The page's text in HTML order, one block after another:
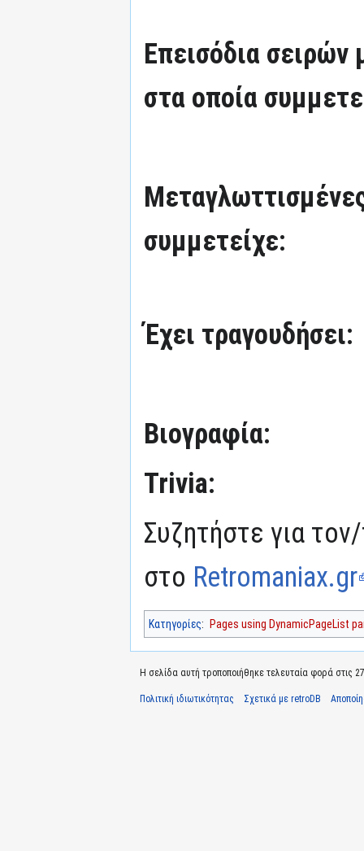
Επεισόδια
στα οποία
συμμετείχε:
Έχει τραγουδήσει:
Βιογραφία:
Trivia:
Συζητήστε για
στο Retromaniax.gr
Κατηγορίες: Pages using DynamicPageList
Η σελίδα αυτή τροποποιήθηκε τελευταία φορά στις
Πολιτική ιδιωτικότητας Σχετικά με retroDB